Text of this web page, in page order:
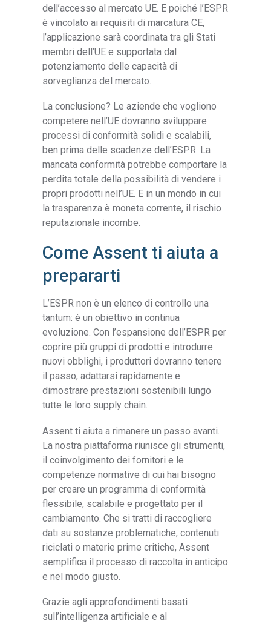
dell’accesso al mercato UE. E poiché l’ESPR
è vincolato ai requisiti di marcatura CE,
l’applicazione sarà coordinata tra gli Stati
membri dell’UE e supportata dal
potenziamento delle capacità di
sorveglianza del mercato.
La conclusione? Le aziende che vogliono
competere nell’UE dovranno sviluppare
processi di conformità solidi e scalabili,
ben prima delle scadenze dell’ESPR. La
mancata conformità potrebbe comportare la
perdita totale della possibilità di vendere i
propri prodotti nell’UE. E in un mondo in cui
la trasparenza è moneta corrente, il rischio
reputazionale incombe.
Come Assent ti aiuta a
prepararti
L’ESPR non è un elenco di controllo una
tantum: è un obiettivo in continua
evoluzione. Con l’espansione dell’ESPR per
coprire più gruppi di prodotti e introdurre
nuovi obblighi, i produttori dovranno tenere
il passo, adattarsi rapidamente e
dimostrare prestazioni sostenibili lungo
tutte le loro supply chain.
Assent ti aiuta a rimanere un passo avanti.
La nostra piattaforma riunisce gli strumenti,
il coinvolgimento dei fornitori e le
competenze normative di cui hai bisogno
per creare un programma di conformità
flessibile, scalabile e progettato per il
cambiamento. Che si tratti di raccogliere
dati su sostanze problematiche, contenuti
riciclati o materie prime critiche, Assent
semplifica il processo di raccolta in anticipo
e nel modo giusto.
Grazie agli approfondimenti basati
sull’intelligenza artificiale e al